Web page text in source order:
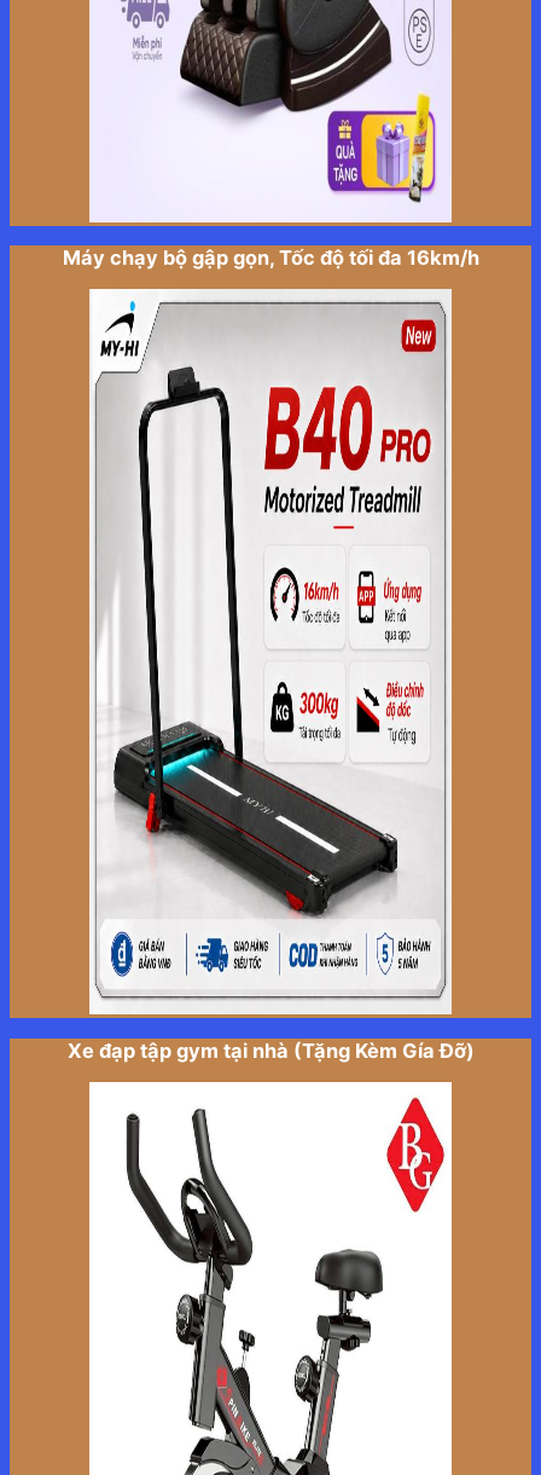
Máy chạy bộ gập gọn, Tốc độ tối đa 16km/h
Xe đạp tập gym tại nhà (Tặng Kèm Gía Đỡ)